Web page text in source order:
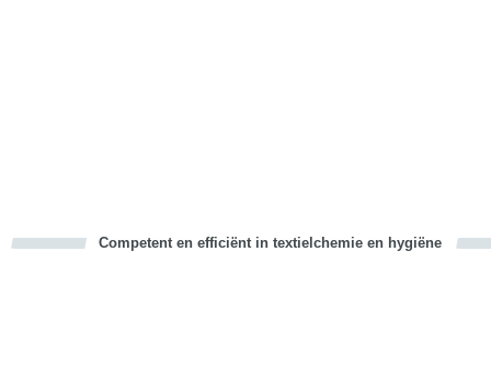
Competent en efficiënt in textielchemie en hygiëne